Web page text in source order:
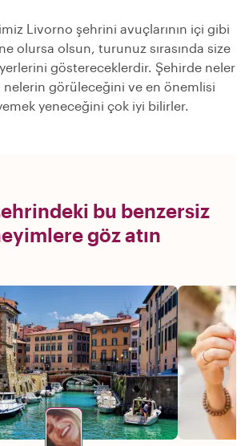
Livorno şehrini avuçlarının içi gibi
olursa olsun, turunuz sırasında size
göstereceklerdir. Şehirde neler
nelerin görüleceğini ve en önemlisi
yeneceğini çok iyi bilirler.
bu benzersiz
göz atın